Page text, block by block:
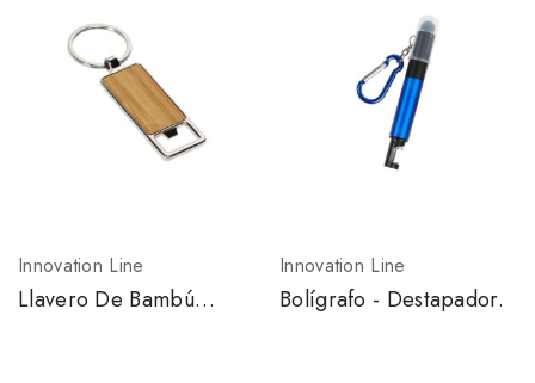
Innovation Line
Llavero De Bambú
Innovation Line
Bolígrafo - Destapador.